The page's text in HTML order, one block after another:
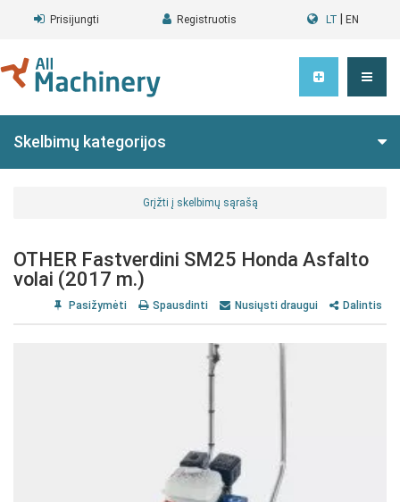
Prisijungti Registruotis LT EN
Skelbimų kategorijos
Grįžti į skelbimų sąrašą
OTHER Fastverdini SM25 Honda Asfalto
volai (2017 m.)
Pasižymėti Spausdinti Nusiųsti draugui Dalintis